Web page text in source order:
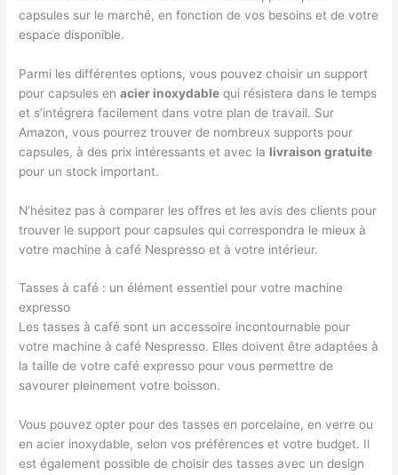
capsules sur le marché, en fonction de vos besoins et de votre
espace disponible.
Parmi les différentes options, vous pouvez choisir un support
pour capsules enacier inoxydable qui résistera dans le temps
et s’intégrera facilement dans votre plan de travail. Sur
Amazon, vous pourrez trouver de nombreux supports pour
capsules, à des prix intéressants et avec la livraison gratuite
pour un stock important.
N’hésitez pas à comparer les offres et les avis des clients pour
trouver le support pour capsules qui correspondra le mieux à
votre machine à café Nespresso et à votre intérieur.
Tasses à café : un élément essentiel pour votre machine
expresso
Les tasses à café sont un accessoire incontournable pour
votre machine à café Nespresso. Elles doivent être adaptées à
la taille de votre café expresso pour vous permettre de
savourer pleinement votre boisson.
Vous pouvez opter pour des tasses en porcelaine, en verre ou
en acier inoxydable, selon vos préférences et votre budget. Il
est également possible de choisir des tasses avec un design